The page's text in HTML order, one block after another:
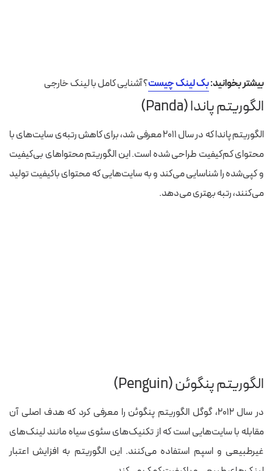
بیشتر بخوانید:بک لینک چیست؟ آشنایی کامل با لینک خارجی
الگوریتم پاندا (Panda)
الگوریتم پاندا که در سال ۲۰۱۱ معرفی شد، برای کاهش رتبه‌ی سایت‌های با
محتوای کم‌کیفیت طراحی شده است. این الگوریتم محتواهای بی‌کیفیت
و کپی‌شده را شناسایی می‌کند و به سایت‌هایی که محتوای باکیفیت تولید
می‌کنند، رتبه بهتری می‌دهد.
الگوریتم پنگوئن (Penguin)
در سال ۲۰۱۲، گوگل الگوریتم پنگوئن را معرفی کرد که هدف اصلی آن
مقابله با سایت‌هایی است که از تکنیک‌های سئوی سیاه مانند لینک‌های
غیرطبیعی و اسپم استفاده می‌کنند. این الگوریتم به افزایش اعتبار